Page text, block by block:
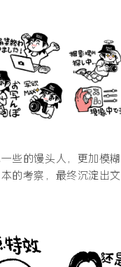
些的馒头人，更加模
的考察，最终沉淀出